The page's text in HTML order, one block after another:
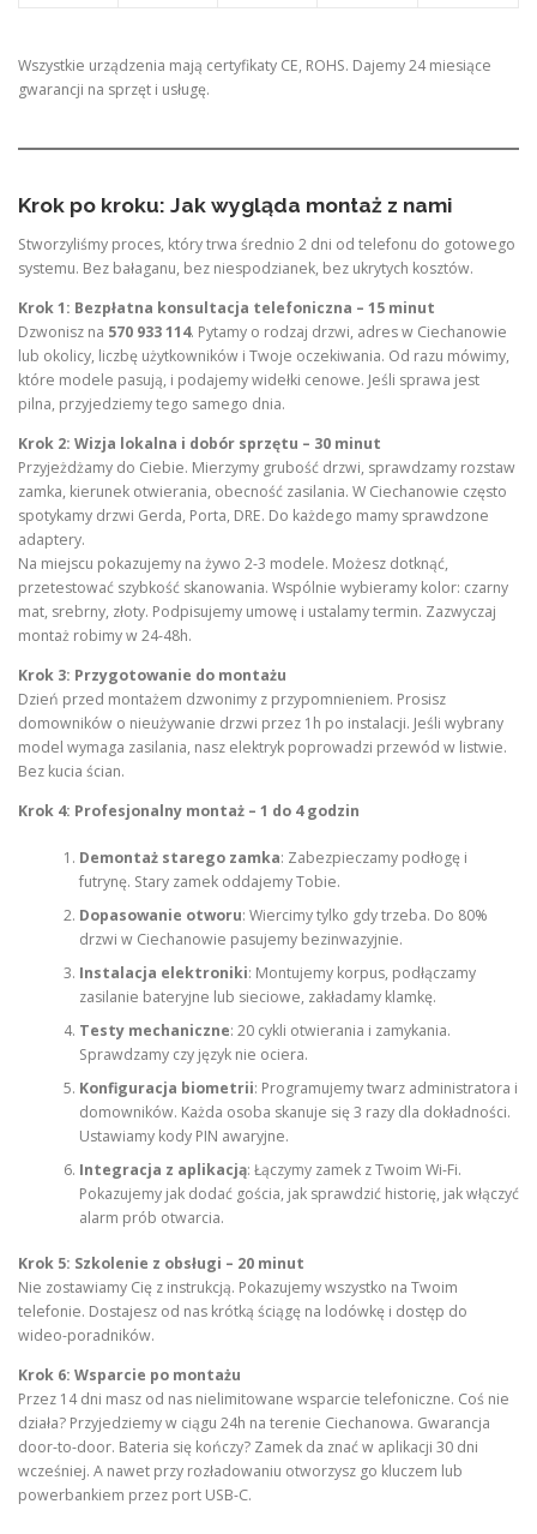
Wszystkie urządzenia mają certyfikaty CE, ROHS. Dajemy 24 miesiące
gwarancji na sprzęt i usługę.
Krok po kroku: Jak wygląda montaż z nami
Stworzyliśmy proces, który trwa średnio 2 dni od telefonu do gotowego
systemu. Bez bałaganu, bez niespodzianek, bez ukrytych kosztów.
Krok 1: Bezpłatna konsultacja telefoniczna – 15 minut
Dzwonisz na 570 933 114. Pytamy o rodzaj drzwi, adres w Ciechanowie
lub okolicy, liczbę użytkowników i Twoje oczekiwania. Od razu mówimy,
które modele pasują, i podajemy widełki cenowe. Jeśli sprawa jest
pilna, przyjedziemy tego samego dnia.
Krok 2: Wizja lokalna i dobór sprzętu – 30 minut
Przyjeżdżamy do Ciebie. Mierzymy grubość drzwi, sprawdzamy rozstaw
zamka, kierunek otwierania, obecność zasilania. W Ciechanowie często
spotykamy drzwi Gerda, Porta, DRE. Do każdego mamy sprawdzone
adaptery.
Na miejscu pokazujemy na żywo 2-3 modele. Możesz dotknąć,
przetestować szybkość skanowania. Wspólnie wybieramy kolor: czarny
mat, srebrny, złoty. Podpisujemy umowę i ustalamy termin. Zazwyczaj
montaż robimy w 24-48h.
Krok 3: Przygotowanie do montażu
Dzień przed montażem dzwonimy z przypomnieniem. Prosisz
domowników o nieużywanie drzwi przez 1h po instalacji. Jeśli wybrany
model wymaga zasilania, nasz elektryk poprowadzi przewód w listwie.
Bez kucia ścian.
Krok 4: Profesjonalny montaż – 1 do 4 godzin
Demontaż starego zamka: Zabezpieczamy podłogę i
futrynę. Stary zamek oddajemy Tobie.
Dopasowanie otworu: Wiercimy tylko gdy trzeba. Do 80%
drzwi w Ciechanowie pasujemy bezinwazyjnie.
Instalacja elektroniki: Montujemy korpus, podłączamy
zasilanie bateryjne lub sieciowe, zakładamy klamkę.
Testy mechaniczne: 20 cykli otwierania i zamykania.
Sprawdzamy czy język nie ociera.
Konfiguracja biometrii: Programujemy twarz administratora i
domowników. Każda osoba skanuje się 3 razy dla dokładności.
Ustawiamy kody PIN awaryjne.
Integracja z aplikacją: Łączymy zamek z Twoim Wi-Fi.
Pokazujemy jak dodać gościa, jak sprawdzić historię, jak włączyć
alarm prób otwarcia.
Krok 5: Szkolenie z obsługi – 20 minut
Nie zostawiamy Cię z instrukcją. Pokazujemy wszystko na Twoim
telefonie. Dostajesz od nas krótką ściągę na lodówkę i dostęp do
wideo-poradników.
Krok 6: Wsparcie po montażu
Przez 14 dni masz od nas nielimitowane wsparcie telefoniczne. Coś nie
działa? Przyjedziemy w ciągu 24h na terenie Ciechanowa. Gwarancja
door-to-door. Bateria się kończy? Zamek da znać w aplikacji 30 dni
wcześniej. A nawet przy rozładowaniu otworzysz go kluczem lub
powerbankiem przez port USB-C.